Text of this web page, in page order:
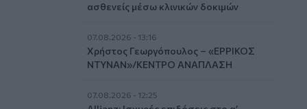
ασθενείς μέσω κλινικών δοκιμών
07.08.2026 - 13:16
Χρήστος Γεωργόπουλος – «ΕΡΡΙΚΟΣ
ΝΤΥΝΑΝ»/ΚΕΝΤΡΟ ΑΝΑΠΛΑΣΗ
07.08.2026 - 12:25